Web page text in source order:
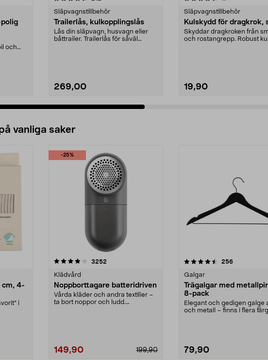
och
Släpvagnstillbehör
Trailerlås, kulkopplingslås
Lås din släpvagn, husvagn eller
båttrailer. Trailerlås för såväl
269,00
Släpvagnstillbehör
Kulskydd för dragkrok,
Skyddar dragkroken från
och rostangrepp. Robust
19,90
vanliga saker
cm, 4-
i
-25%
3252
Klädvård
Noppborttagare batteridriven
Vårda kläder och andra textilier –
ta bort noppor och ludd.
199,90
149,90
4.5av 5 stjärnor 256recensioner
Galgar
Trägalgar med
8-pack
Elegant och gedigen galge
och metall – finns i flera
79,90
4.0av 5 stjärnor